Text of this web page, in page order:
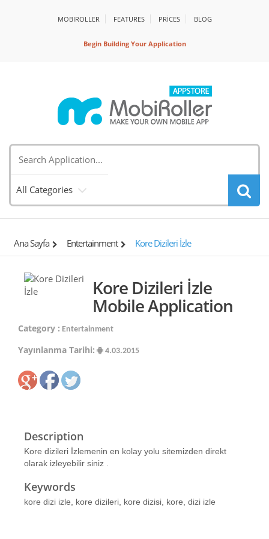
MOBIROLLER FEATURES PRİCES BLOG
Begin Building Your Application
All Categories
Ana Sayfa Entertainment Kore Dizileri İzle
Kore Dizileri İzle
Mobile Application
Category : Entertainment
Yayınlanma Tarihi: 4.03.2015
Description
Kore dizileri İzlemenin en kolay yolu sitemizden direkt
olarak izleyebilir siniz .
Keywords
kore dizi izle, kore dizileri, kore dizisi, kore, dizi izle